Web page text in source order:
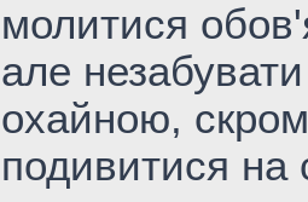
молитися
але
охайною,
подивитися на